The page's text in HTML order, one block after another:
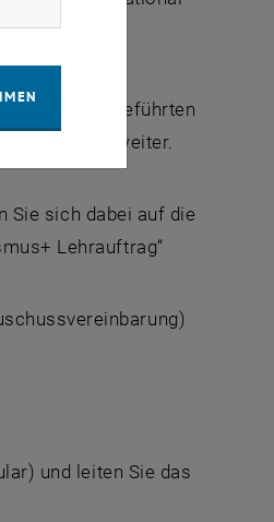
von den angeführten
Office weiter.
Sie sich dabei auf die
Lehrauftrag“
und leiten Sie das